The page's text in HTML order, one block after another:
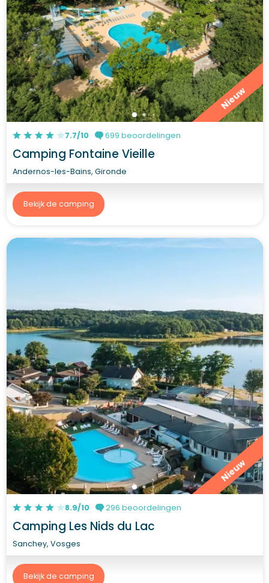
Nieuw
7.7/10 699 beoordelingen
Camping Fontaine Vieille
Andernos-les-Bains, Gironde
Bekijk de camping
Nieuw
8.9/10 296 beoordelingen
Camping Les Nids du Lac
Sanchey, Vosges
Bekijk de camping